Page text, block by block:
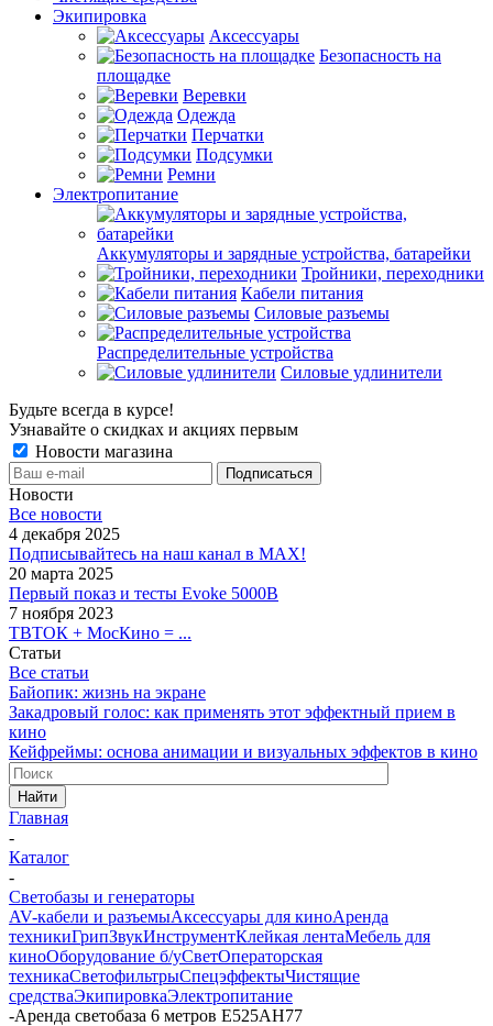
Экипировка
Аксессуары
Безопасность на
площадке
Веревки
Одежда
Перчатки
Подсумки
Ремни
Электропитание
Аккумуляторы и зарядные устройства, батарейки
Тройники, переходники
Кабели питания
Силовые разъемы
Распределительные устройства
Силовые удлинители
Будьте всегда в курсе!
Узнавайте о скидках и акциях первым
Новости магазина
Новости
Все новости
4 декабря 2025
Подписывайтесь на наш канал в MAX!
20 марта 2025
Первый показ и тесты Evoke 5000B
7 ноября 2023
ТВТОК + МосКино = ...
Статьи
Все статьи
Байопик: жизнь на экране
Закадровый голос: как применять этот эффектный прием в
кино
Кейфреймы: основа анимации и визуальных эффектов в кино
Найти
Главная
-
Каталог
-
Светобазы и генераторы
AV-кабели и разъемыАксессуары для киноАренда
техникиГрипЗвукИнструментКлейкая лентаМебель для
киноОборудование б/уСветОператорская
техникаСветофильтрыСпецэффектыЧистящие
средстваЭкипировкаЭлектропитание
-Аренда светобаза 6 метров Е525АН77